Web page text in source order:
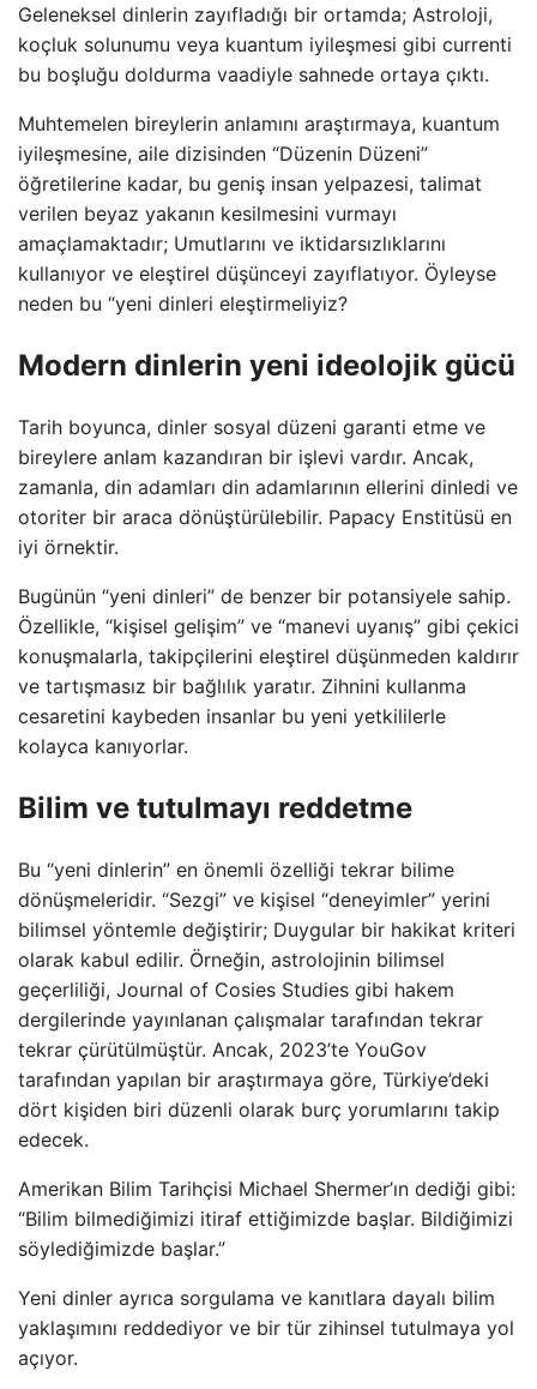
Geleneksel dinlerin zayıfladığı bir ortamda; Astroloji,
koçluk solunumu veya kuantum iyileşmesi gibi currenti
bu boşluğu doldurma vaadiyle sahnede ortaya çıktı.
Muhtemelen bireylerin anlamını araştırmaya, kuantum
iyileşmesine, aile dizisinden “Düzenin Düzeni”
öğretilerine kadar, bu geniş insan yelpazesi, talimat
verilen beyaz yakanın kesilmesini vurmayı
amaçlamaktadır; Umutlarını ve iktidarsızlıklarını
kullanıyor ve eleştirel düşünceyi zayıflatıyor. Öyleyse
neden bu “yeni dinleri eleştirmeliyiz?
Modern dinlerin yeni ideolojik gücü
Tarih boyunca, dinler sosyal düzeni garanti etme ve
bireylere anlam kazandıran bir işlevi vardır. Ancak,
zamanla, din adamları din adamlarının ellerini dinledi ve
otoriter bir araca dönüştürülebilir. Papacy Enstitüsü en
iyi örnektir.
Bugünün “yeni dinleri” de benzer bir potansiyele sahip.
Özellikle, “kişisel gelişim” ve “manevi uyanış” gibi çekici
konuşmalarla, takipçilerini eleştirel düşünmeden kaldırır
ve tartışmasız bir bağlılık yaratır. Zihnini kullanma
cesaretini kaybeden insanlar bu yeni yetkililerle
kolayca kanıyorlar.
Bilim ve tutulmayı reddetme
Bu “yeni dinlerin” en önemli özelliği tekrar bilime
dönüşmeleridir. “Sezgi” ve kişisel “deneyimler” yerini
bilimsel yöntemle değiştirir; Duygular bir hakikat kriteri
olarak kabul edilir. Örneğin, astrolojinin bilimsel
geçerliliği, Journal of Cosies Studies gibi hakem
dergilerinde yayınlanan çalışmalar tarafından tekrar
tekrar çürütülmüştür. Ancak, 2023’te YouGov
tarafından yapılan bir araştırmaya göre, Türkiye’deki
dört kişiden biri düzenli olarak burç yorumlarını takip
edecek.
Amerikan Bilim Tarihçisi Michael Shermer’ın dediği gibi:
“Bilim bilmediğimizi itiraf ettiğimizde başlar. Bildiğimizi
söylediğimizde başlar.”
Yeni dinler ayrıca sorgulama ve kanıtlara dayalı bilim
yaklaşımını reddediyor ve bir tür zihinsel tutulmaya yol
açıyor.